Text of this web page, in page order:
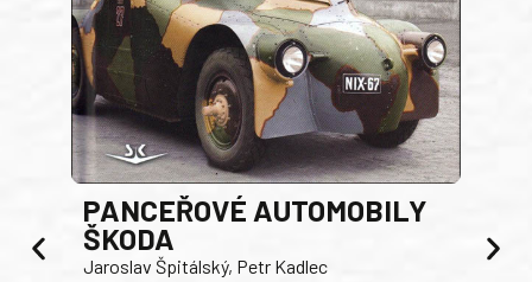
PANCEŘOVÉ AUTOMOBILY
ŠKODA
Jaroslav Špitálský, Petr Kadlec